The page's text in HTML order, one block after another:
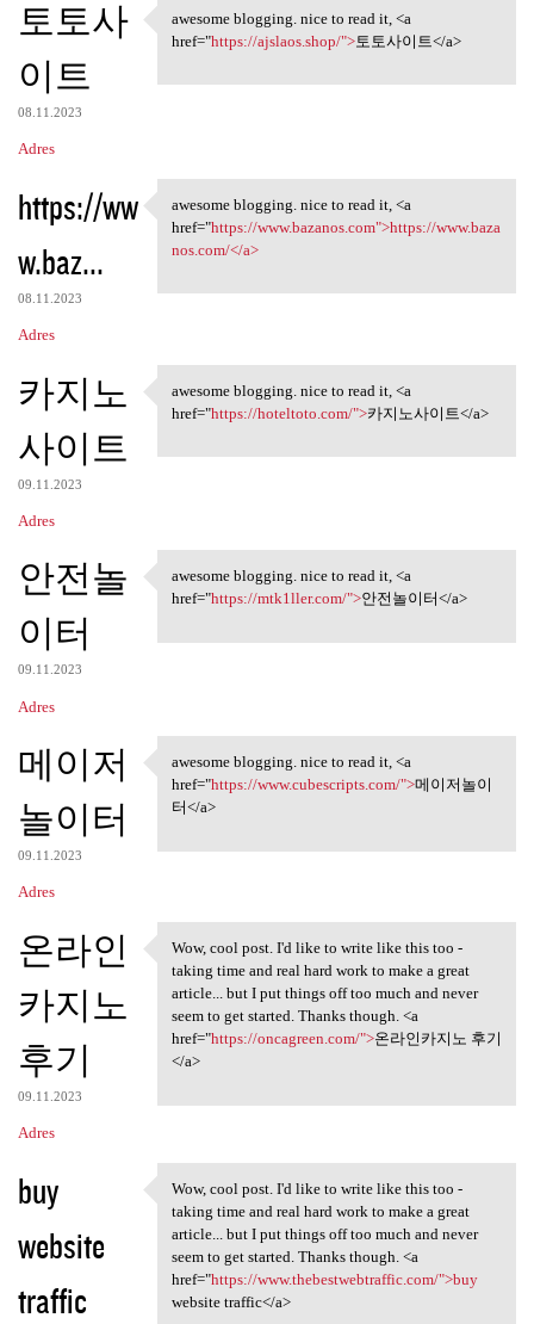
토토사
이트
08.11.2023
Adres
awesome blogging. nice to
awesome blogging. nice to read it, <a
href="https://ajslaos.shop/">토토사이트</a>
https://ww
w.baz...
08.11.2023
Adres
awesome blogging. nice to
awesome blogging. nice to read it, <a
href="https://www.bazanos.com">https://www.baza
nos.com/</a>
카지노
사이트
09.11.2023
Adres
awesome blogging. nice to
awesome blogging. nice to read it, <a
href="https://hoteltoto.com/">카지노사이트</a>
안전놀
이터
09.11.2023
Adres
awesome blogging. nice to
awesome blogging. nice to read it, <a
href="https://mtk1ller.com/">안전놀이터</a>
메이저
놀이터
09.11.2023
Adres
awesome blogging. nice to
awesome blogging. nice to read it, <a
href="https://www.cubescripts.com/">메이저놀이
터</a>
온라인
카지노
후기
09.11.2023
Adres
Wow, cool post. I'd like to
Wow, cool post. I'd like to write like this too -
taking time and real hard work to make a great
article... but I put things off too much and never
seem to get started. Thanks though. <a
href="https://oncagreen.com/">온라인카지노 후기
</a>
buy
website
traffic
Wow, cool post. I'd like to
Wow, cool post. I'd like to write like this too -
taking time and real hard work to make a great
article... but I put things off too much and never
seem to get started. Thanks though. <a
href="https://www.thebestwebtraffic.com/">buy
website traffic</a>